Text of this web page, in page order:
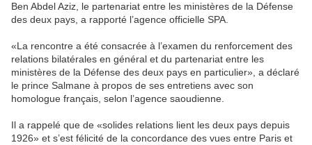
Ben Abdel Aziz, le partenariat entre les ministères de la Défense
des deux pays, a rapporté l’agence officielle SPA.
«La rencontre a été consacrée à l’examen du renforcement des
relations bilatérales en général et du partenariat entre les
ministères de la Défense des deux pays en particulier», a déclaré
le prince Salmane à propos de ses entretiens avec son
homologue français, selon l’agence saoudienne.
Il a rappelé que de «solides relations lient les deux pays depuis
1926» et s’est félicité de la concordance des vues entre Paris et